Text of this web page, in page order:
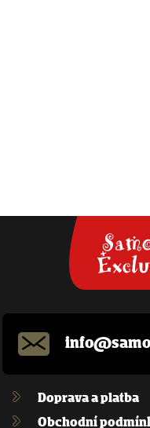
Doprava a platba
Obchodní